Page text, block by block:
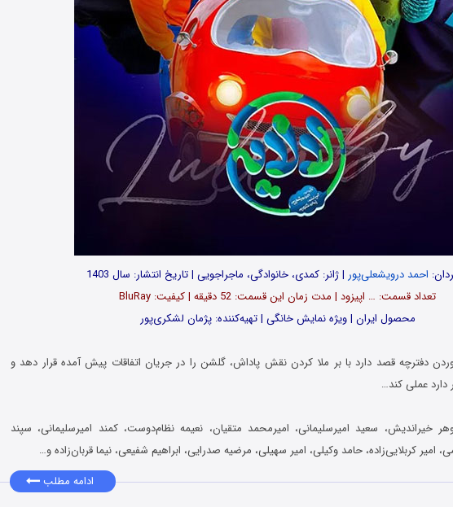
احمد درویشعلی‌پور | ژانر: کمدی، خانوادگی، ماجراجویی | تاریخ انتشار: سال 1403
تعداد قسمت‌: … اپیزود | مدت زمان این قسمت: 52 دقیقه | کیفیت: BluRay
محصول ایران | ویژه نمایش خانگی | تهیه‌کننده: پژمان لشکری‌پور
دفترچه قصد دارد با بر ملا کردن نقش پاداش، گلشن را در جریان اتفاقات پیش آمده قرار دهد و
عملی کند…
خیراندیش، سعید امیرسلیمانی، امیرمحمد متقیان، نعیمه نظام‌دوست، کمند امیرسلیمانی، سپند
امیر کربلایی‌زاده، حامد وکیلی، امیر سهیلی، مرضیه صدرایی، ابراهیم شفیعی، نیما قربان‌زاده و…
ادامه مطلب